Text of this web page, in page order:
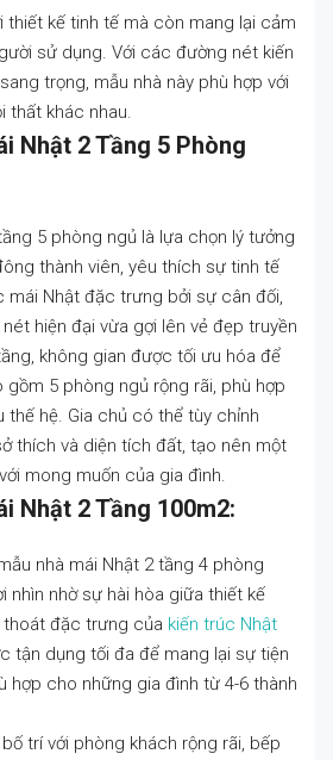
thiết kế tinh tế mà còn mang lại cảm
sử dụng. Với các đường nét kiến
trọng, mẫu nhà này phù hợp với
thất khác nhau.
Nhật 2 Tầng 5 Phòng
5 phòng ngủ là lựa chọn lý tưởng
thành viên, yêu thích sự tinh tế
mái Nhật đặc trưng bởi sự cân đối,
hiện đại vừa gợi lên vẻ đẹp truyền
không gian được tối ưu hóa để
5 phòng ngủ rộng rãi, phù hợp
thế hệ. Gia chủ có thể tùy chỉnh
thích và diện tích đất, tạo nên một
mong muốn của gia đình.
Nhật 2 Tầng 100m2:
nhà mái Nhật 2 tầng 4 phòng
nhìn nhờ sự hài hòa giữa thiết kế
thoát đặc trưng của kiến trúc Nhật
tận dụng tối đa để mang lại sự tiện
hợp cho những gia đình từ 4-6 thành
trí với phòng khách rộng rãi, bếp